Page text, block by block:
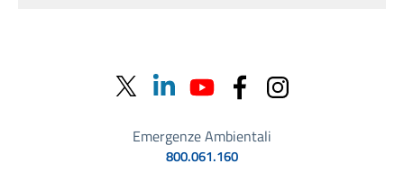
Emergenze Ambientali
800.061.160